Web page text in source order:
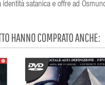
satanica e offre ad
HANNO COMPRATO ANCHE: